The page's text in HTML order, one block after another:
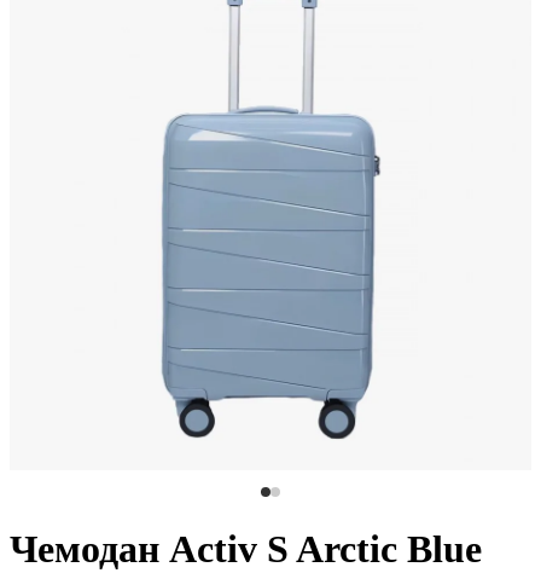
Чемодан Activ S Arctic Blue